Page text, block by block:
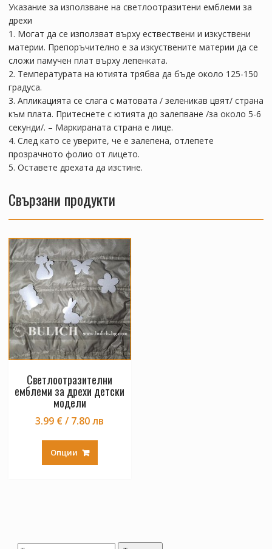
Указание за използване на светлоотразитени емблеми за
дрехи
1. Могат да се използват върху ествествени и изкуствени
материи. Препоръчително е за изкуствените материи да се
сложи памучен плат върху лепенката.
2. Температурата на ютията трябва да бъде около 125-150
градуса.
3. Апликацията се слага с матовата / зеленикав цвят/ страна
към плата. Притеснете с ютията до залепване /за около 5-6
секунди/. – Маркираната страна е лице.
4. След като се уверите, че е залепена, отлепете
прозрачното фолио от лицето.
5. Оставете дрехата да изстине.
Свързани продукти
Светлоотразителни
емблеми за дрехи детски
модели
3.99 € / 7.80 лв
Опции
This
has
be